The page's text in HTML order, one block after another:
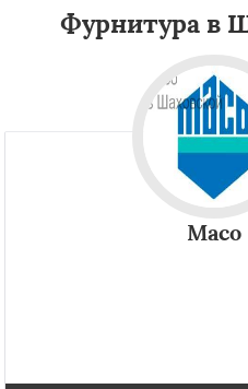
Фурнитура в
Maco